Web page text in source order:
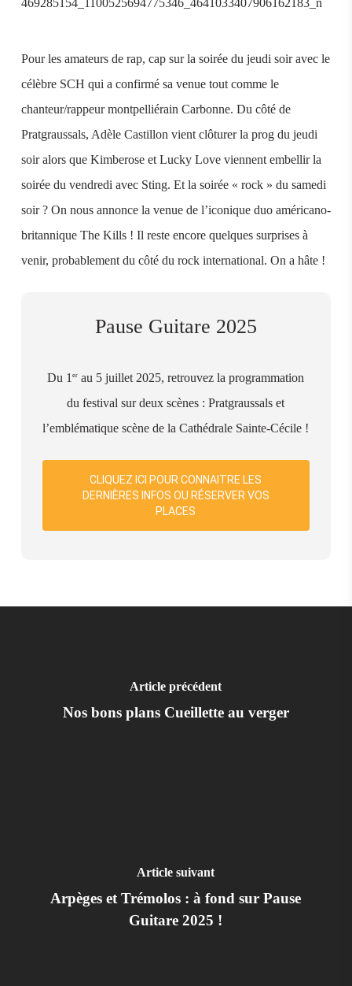
Pour les amateurs de rap, cap sur la soirée du jeudi soir avec le
célèbre SCH qui a confirmé sa venue tout comme le
chanteur/rappeur montpelliérain Carbonne. Du côté de
Pratgraussals, Adèle Castillon vient clôturer la prog du jeudi
soir alors que Kimberose et Lucky Love viennent embellir la
soirée du vendredi avec Sting. Et la soirée « rock » du samedi
soir ? On nous annonce la venue de l’iconique duo américano-
britannique The Kills ! Il reste encore quelques surprises à
venir, probablement du côté du rock international. On a hâte !
Pause Guitare 2025
Du 1er au 5 juillet 2025, retrouvez la programmation
du festival sur deux scènes : Pratgraussals et
l’emblématique scène de la Cathédrale Sainte-Cécile !
CLIQUEZ ICI POUR CONNAITRE LES
DERNIÈRES INFOS OU RÉSERVER VOS
PLACES
Article précédent
Nos bons plans Cueillette au verger
Article suivant
Arpèges et Trémolos : à fond sur Pause
Guitare 2025 !